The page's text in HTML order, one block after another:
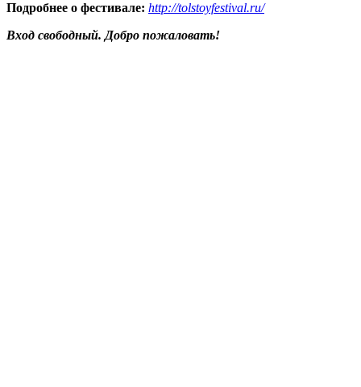
Подробнее о фестивале: http://tolstoyfestival.ru/
Вход свободный. Добро пожаловать!